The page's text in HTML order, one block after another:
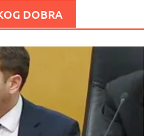
DOBRA